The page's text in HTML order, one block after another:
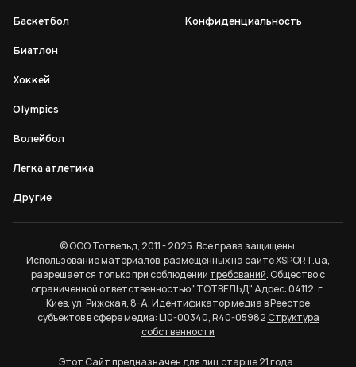
Баскетбол
Биатлон
Хоккей
Olympics
Волейбол
Легка атлетика
Другие
Конфиденциальность
© ООО Тотвельд, 2011 - 2025. Все права защищены.
Использование материалов, размещенных на сайте XSPORT.ua,
разрешается только при соблюдении требований. Общество с
ограниченной ответственностью "ТОТВЕЛЬД". Адрес: 04112, г.
Киев, ул. Рижская, 8-А. Идентификатор медиа в Реестре
субъектов в сфере медиа: L10-00340, R40-05982Структура
собственности
Этот Сайт предназначен для лиц старше 21 года.